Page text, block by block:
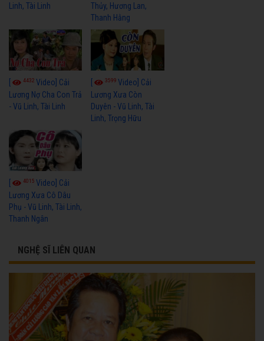
Linh, Tài Linh
Thủy, Hương Lan,
Thanh Hằng
4432 Video] Cải
Lương Nợ Cha Con Trả
- Vũ Linh, Tài Linh
3599Video] Cải
Lương Xưa Còn
Duyên - Vũ Linh, Tài
Linh, Trọng Hữu
4015 Video] Cải
Lương Xưa Cô Dâu
Phụ - Vũ Linh, Tài Linh,
Thanh Ngân
NGHỆ SĨ LIÊN QUAN